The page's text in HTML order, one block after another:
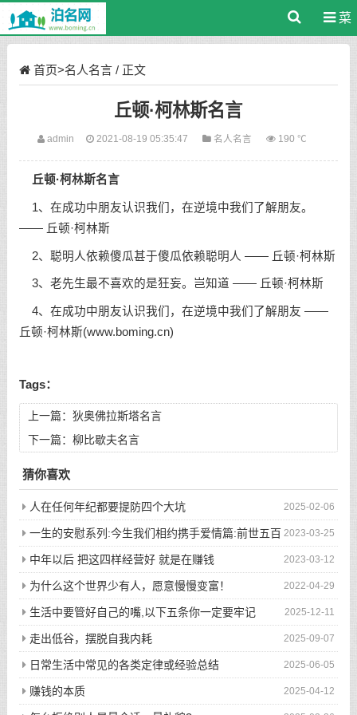
菜
首页>名人名言/ 正文
丘顿·柯林斯名言
admin 2021-08-19 05:35:47 名人名言 190 ℃
丘顿·柯林斯名言
1、在成功中朋友认识我们，在逆境中我们了解朋友。
—— 丘顿·柯林斯
2、聪明人依赖傻瓜甚于傻瓜依赖聪明人 —— 丘顿·柯林斯
3、老先生最不喜欢的是狂妄。岂知道 —— 丘顿·柯林斯
4、在成功中朋友认识我们，在逆境中我们了解朋友 ——
丘顿·柯林斯(www.boming.cn)
Tags：
上一篇： 狄奥佛拉斯塔名言
下一篇： 柳比歇夫名言
猜你喜欢
2025-02-06
人在任何年纪都要提防四个大坑
2023-03-25
一生的安慰系列:今生我们相约携手爱情篇:前世五百
次的回眸才换来今生的相遇
2023-03-12
中年以后 把这四样经营好 就是在赚钱
2022-04-29
为什么这个世界少有人，愿意慢慢变富！
2025-12-11
生活中要管好自己的嘴,以下五条你一定要牢记
2025-09-07
走出低谷，摆脱自我内耗
2025-06-05
日常生活中常见的各类定律或经验总结
2025-04-12
赚钱的本质